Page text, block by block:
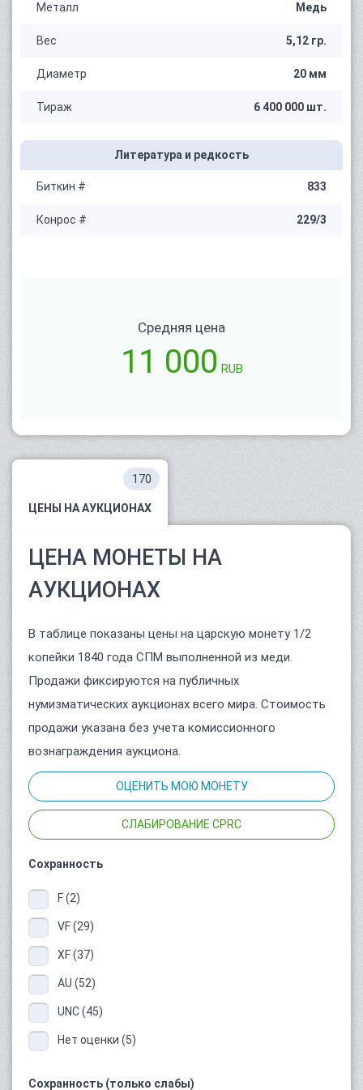
Металл Медь
Вес 5,12 гр.
Диаметр 20 мм
Тираж 6 400 000 шт.
Литература и редкость
Биткин # 833
Конрос # 229/3
Средняя цена
11 000 RUB
ЦЕНЫ НА АУКЦИОНАХ
170
ЦЕНА МОНЕТЫ НА
АУКЦИОНАХ
В таблице показаны цены на царскую монету 1/2
копейки 1840 года СПМ выполненной из меди.
Продажи фиксируются на публичных
нумизматических аукционах всего мира. Стоимость
продажи указана без учета комиссионного
вознаграждения аукциона.
ОЦЕНИТЬ МОЮ МОНЕТУ
СЛАБИРОВАНИЕ CPRC
Сохранность
F (2)
VF (29)
XF (37)
AU (52)
UNC (45)
Нет оценки (5)
Сохранность (только слабы)